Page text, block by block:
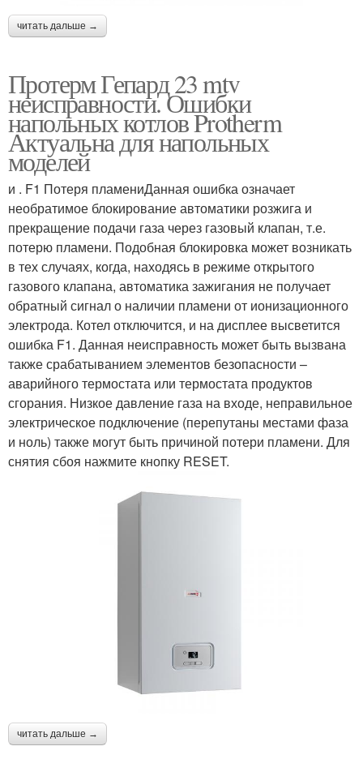
читать дальше →
Протерм Гепард 23 mtv
неисправности. Ошибки
напольных котлов Protherm
Актуальна для напольных
моделей
и . F1 Потеря пламениДанная ошибка означает
необратимое блокирование автоматики розжига и
прекращение подачи газа через газовый клапан, т.е.
потерю пламени. Подобная блокировка может возникать
в тех случаях, когда, находясь в режиме открытого
газового клапана, автоматика зажигания не получает
обратный сигнал о наличии пламени от ионизационного
электрода. Котел отключится, и на дисплее высветится
ошибка F1. Данная неисправность может быть вызвана
также срабатыванием элементов безопасности –
аварийного термостата или термостата продуктов
сгорания. Низкое давление газа на входе, неправильное
электрическое подключение (перепутаны местами фаза
и ноль) также могут быть причиной потери пламени. Для
снятия сбоя нажмите кнопку RESET.
читать дальше →